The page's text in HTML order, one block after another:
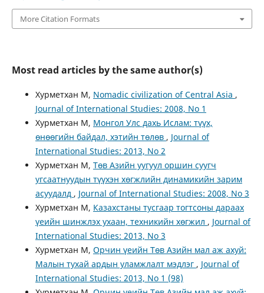
More Citation Formats
Most read articles by the same author(s)
Хурметхан М, Nomadic civilization of Central Asia ,
Journal of International Studies: 2008, No 1
Хурметхан М, Монгол Улс дахь Ислам: түүх,
өнөөгийн байдал, хэтийн төлөв , Journal of
International Studies: 2013, No 2
Хурметхан М, Төв Азийн уугуул оршин суугч
угсаатнуудын түүхэн хөгжлийн динамикийн зарим
асуудалд , Journal of International Studies: 2008, No 3
Хурметхан М, Казахстаны тусгаар тогтсоны дараах
үеийн шинжлэх ухаан, техникийн хөгжил , Journal of
International Studies: 2013, No 3
Хурметхан М, Орчин үеийн Төв Азийн мал аж ахуй:
Малын тухай ардын уламжлалт мэдлэг , Journal of
International Studies: 2013, No 1 (98)